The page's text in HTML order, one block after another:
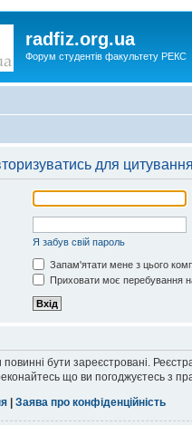
radfiz.org.ua
Форум студентів факультету РЕКС
для
Я забув свій пароль
Запам'ятати мене з цього
Приховати моє перебування
бути зареєстровані.
що ви погоджуєтесь з
Заява про конфіденційність